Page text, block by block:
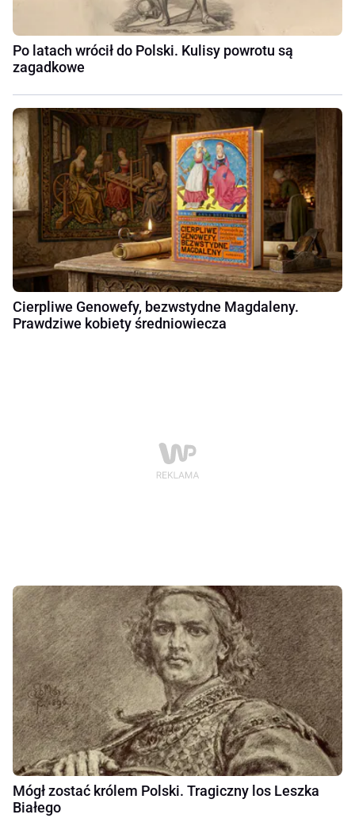
Po latach wrócił do Polski. Kulisy powrotu są
zagadkowe
Cierpliwe Genowefy, bezwstydne Magdaleny.
Prawdziwe kobiety średniowiecza
Mógł zostać królem Polski. Tragiczny los Leszka
Białego